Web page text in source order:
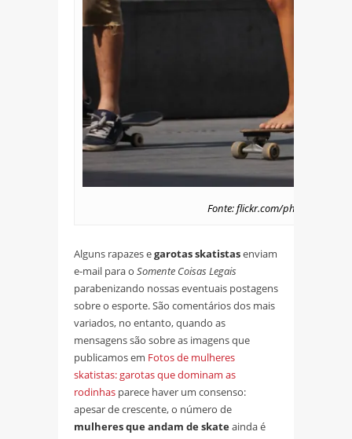
Fonte: flickr.com/photos/
Alguns rapazes egarotas skatistasenviam
e-mail para o Somente Coisas Legais
parabenizando nossas eventuais postagens
sobre o esporte. São comentários dos mais
variados, no entanto, quando as
mensagens são sobre as imagens que
publicamos em Fotos de mulheres
skatistas: garotas que dominam as
rodinhas parece haver um consenso:
apesar de crescente, o número de
mulheres que andam de skateainda é